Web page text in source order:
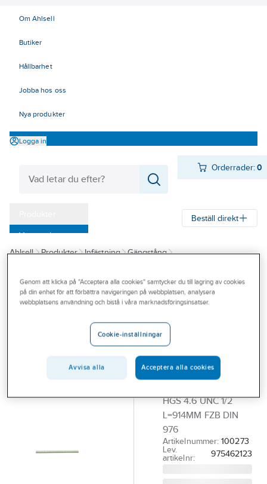
Om Ahlsell
Butiker
Hållbarhet
Jobba hos oss
Nya produkter
Logga in
Orderrader:0
Varumärken
Kampanjer
Outlet
Branscher
Beställ direkt
Ahlsell Produkter Infästning
Gängstång
Helgängad
stång HGS 4.6
blankförzinkad,
DIN 976
HGS 4.6 UNC 1/2
L=914MM FZB DIN
976
Artikelnummer: 100273
Lev.
artikelnr:
975462123
Genom att klicka på "Acceptera alla cookies" samtycker du till lagring av cookies
på din enhet för att förbättra navigeringen på webbplatsen, analysera
webbplatsens användning och bistå i våra marknadsföringsinsatser.
Cookie-inställningar
Avvisa alla Acceptera alla cookies